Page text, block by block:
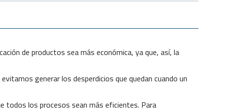
de productos sea más económica, ya que, así, la
generar los desperdicios que quedan cuando un
todos los procesos sean más eficientes. Para